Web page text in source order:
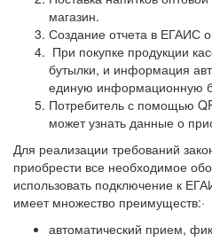
магазин.
Создание отчета в ЕГАИС
При покупке продукции
бутылки, и информация
единую информационную
Потребитель с помощью
может узнать данные о
Для реализации требований
приобрести все необходимое
использовать подключение к
имеет множество преимуществ:·
автоматический прием,